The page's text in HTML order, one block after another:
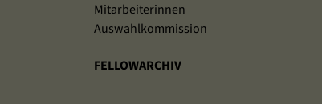
Mitarbeiterinnen
Auswahlkommission
FELLOWARCHIV